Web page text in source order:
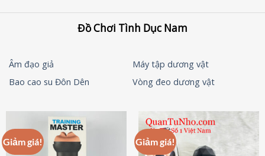
Đồ Chơi Tình Dục Nam
Âm đạo giả
Máy tập dương vật
Bao cao su Đôn Dên
Vòng đeo dương vật
Giảm giá! Giảm giá!